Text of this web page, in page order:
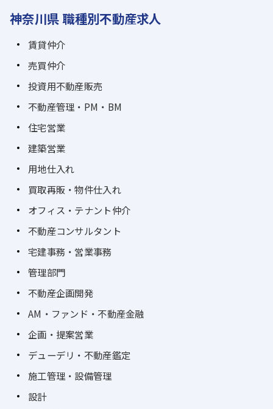
神奈川県 職種別不動産求人
賃貸仲介
売買仲介
投資用不動産販売
不動産管理・PM・BM
住宅営業
建築営業
用地仕入れ
買取再販・物件仕入れ
オフィス・テナント仲介
不動産コンサルタント
宅建事務・営業事務
管理部門
不動産企画開発
AM・ファンド・不動産金融
企画・提案営業
デューデリ・不動産鑑定
施工管理・設備管理
設計